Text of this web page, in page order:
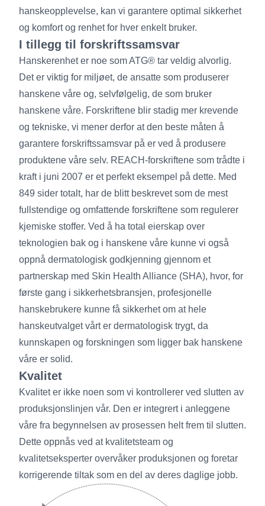
hanskeopplevelse, kan vi garantere optimal sikkerhet
og komfort og renhet for hver enkelt bruker.
I tillegg til forskriftssamsvar
Hanskerenhet er noe som ATG® tar veldig alvorlig.
Det er viktig for miljøet, de ansatte som produserer
hanskene våre og, selvfølgelig, de som bruker
hanskene våre. Forskriftene blir stadig mer krevende
og tekniske, vi mener derfor at den beste måten å
garantere forskriftssamsvar på er ved å produsere
produktene våre selv. REACH-forskriftene som trådte i
kraft i juni 2007 er et perfekt eksempel på dette. Med
849 sider totalt, har de blitt beskrevet som de mest
fullstendige og omfattende forskriftene som regulerer
kjemiske stoffer. Ved å ha total eierskap over
teknologien bak og i hanskene våre kunne vi også
oppnå dermatologisk godkjenning gjennom et
partnerskap med Skin Health Alliance (SHA), hvor, for
første gang i sikkerhetsbransjen, profesjonelle
hanskebrukere kunne få sikkerhet om at hele
hanskeutvalget vårt er dermatologisk trygt, da
kunnskapen og forskningen som ligger bak hanskene
våre er solid.
Kvalitet
Kvalitet er ikke noen som vi kontrollerer ved slutten av
produksjonslinjen vår. Den er integrert i anleggene
våre fra begynnelsen av prosessen helt frem til slutten.
Dette oppnås ved at kvalitetsteam og
kvalitetseksperter overvåker produksjonen og foretar
korrigerende tiltak som en del av deres daglige jobb.